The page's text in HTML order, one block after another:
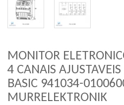
MONITOR
4 CANAIS
BASIC 941034-
MURRELEKTRONIK